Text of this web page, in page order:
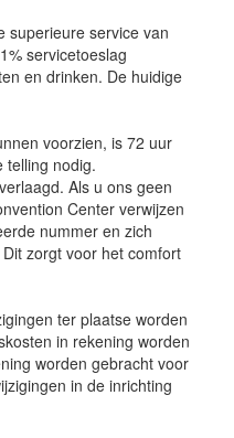
superieure service van
servicetoeslag
en drinken. De huidige
voorzien, is 72 uur
telling nodig.
Als u ons geen
Center verwijzen
nummer en zich
zorgt voor het comfort
ter plaatse worden
in rekening worden
worden gebracht voor
in de inrichting